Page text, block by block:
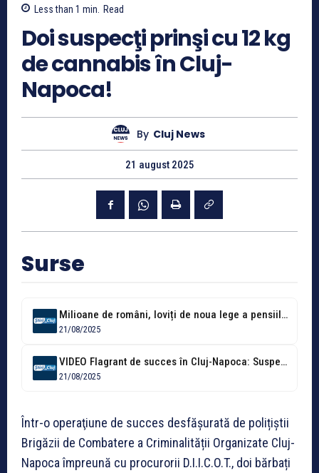
Less than 1 min. Read
Doi suspecţi prinşi cu 12 kg
de cannabis în Cluj-
Napoca!
By Cluj News
21 august 2025
Surse
Milioane de români, loviți de noua lege a pensiilor private. Ce sumă...
21/08/2025
VIDEO Flagrant de succes în Cluj-Napoca: Suspecți găsiți cu peste 12 kilograme...
21/08/2025
Într-o operaţiune de succes desfăşurată de polițiștii
Brigăzii de Combatere a Criminalității Organizate Cluj-
Napoca împreună cu procurorii D.I.I.C.O.T., doi bărbați